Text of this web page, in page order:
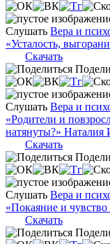
Слушать Вера и
«Усталость,
Скачать
Слушать Вера и
«Родители и
натянуты?» Наталия
Скачать
Слушать Вера и
«Покаяние и
Скачать